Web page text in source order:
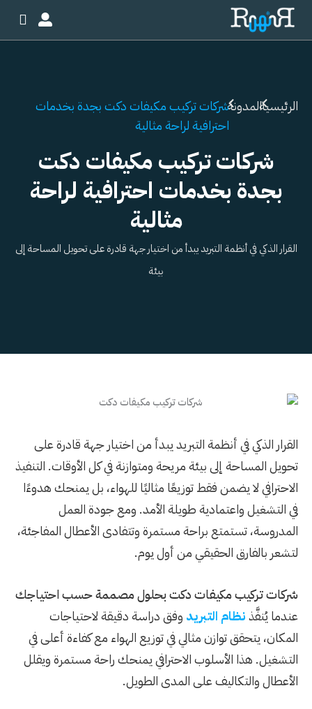
تخطي
المحتوى
الرئيسيةالمدونةشركات تركيب مكيفات دكت بجدة بخدمات
احترافية لراحة مثالية
شركات تركيب مكيفات دكت
بجدة بخدمات احترافية لراحة
مثالية
القرار الذكي في أنظمة التبريد يبدأ من اختيار جهة قادرة على تحويل المساحة إلى
بيئة
القرار الذكي في أنظمة التبريد يبدأ من اختيار جهة قادرة على
تحويل المساحة إلى بيئة مريحة ومتوازنة في كل الأوقات. التنفيذ
الاحترافي لا يضمن فقط توزيعًا مثاليًا للهواء، بل يمنحك هدوءًا
في التشغيل واعتمادية طويلة الأمد. ومع جودة العمل
المدروسة، تستمتع براحة مستمرة وتتفادى الأعطال المفاجئة،
لتشعر بالفارق الحقيقي من أول يوم.
شركات تركيب مكيفات دكت بحلول مصممة حسب احتياجك
عندما يُنفَّذنظام التبريد وفق دراسة دقيقة لاحتياجات
المكان، يتحقق توازن مثالي في توزيع الهواء مع كفاءة أعلى في
التشغيل. هذا الأسلوب الاحترافي يمنحك راحة مستمرة ويقلل
الأعطال والتكاليف على المدى الطويل.